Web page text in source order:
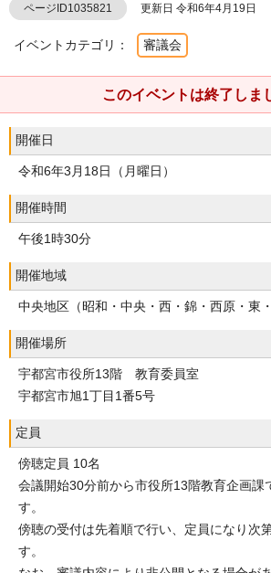
ページID1035821 更新日 令和6年4月19日
イベントカテゴリ： 審議会
このイベントは終了しま
開催日
令和6年3月18日（月曜日）
開催時間
午後1時30分
開催地域
中央地区（昭和・中央・西・錦・西原・東・
開催場所
宇都宮市役所13階 教育委員室
宇都宮市旭1丁目1番5号
定員
傍聴定員 10名
会議開始30分前から市役所13階教育企画課
す。
傍聴の受付は先着順で行い、定員になり次
す。